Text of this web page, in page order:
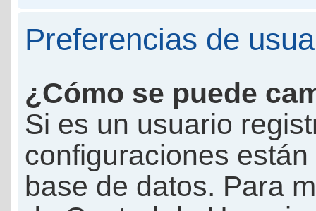
Preferencias de
¿Cómo se puede
Si es un usuario
configuraciones
base de datos. Para